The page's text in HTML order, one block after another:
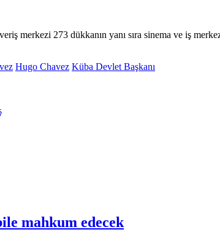
merkezi 273 dükkanın yanı sıra sinema ve iş
Hugo Chavez Küba Devlet Başkanı
mahkum edecek